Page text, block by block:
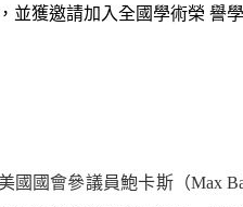
獲邀請加入全國學術榮 譽學
國國會參議員鮑卡斯（Max